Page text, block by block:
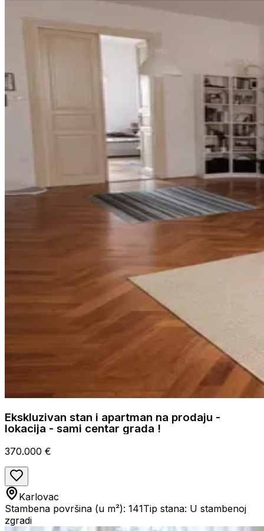
Ekskluzivan stan i apartman na prodaju -
lokacija - sami centar grada !
370.000 €
Karlovac
Stambena površina (u m²): 141Tip stana: U stambenoj
zgradi